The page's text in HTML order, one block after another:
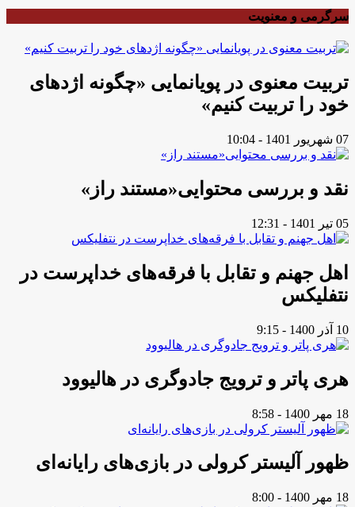
سرگرمی و معنویت
تربیت معنوی در پویانمایی «چگونه اژدهای
خود را تربیت کنیم»
07 شهریور 1401 - 10:04
نقد و بررسی محتوایی«مستند راز»
05 تیر 1401 - 12:31
اهل جهنم و تقابل با فرقه‌های خداپرست در
نتفلیکس
10 آذر 1400 - 9:15
هری پاتر و ترویج جادوگری در هالیوود
18 مهر 1400 - 8:58
ظهور آلیستر کرولی در بازی‌های رایانه‌ای
18 مهر 1400 - 8:00